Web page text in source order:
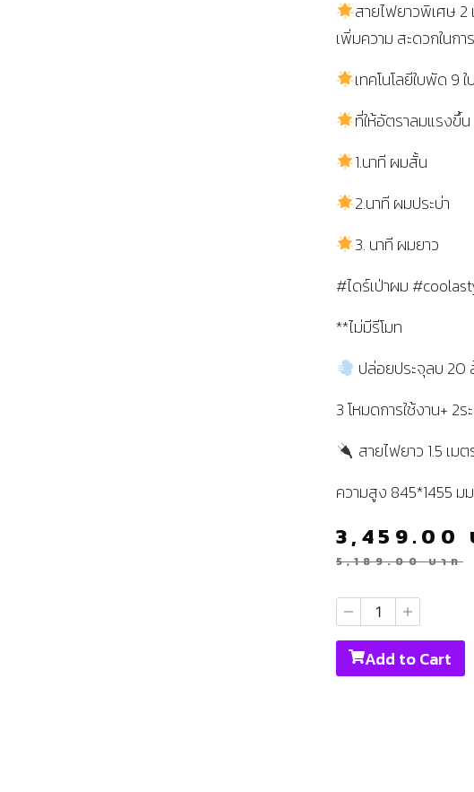
สายไฟยาวพิเศษ 2
เพิ่มความ สะดวกในก
เทคโนโลยีใบพัด 9
ที่ให้อัตราลมแรงขึ้
1.นาที ผมสั้น
2.นาที ผมประบ่า
3. นาที ผมยาว
#ไดร์เป่าผม
**ไม่มีรีโมท
ปล่อยประจุลบ 20
3 โหมดการใช้งาน+ 2
สายไฟยาว 1.5 เมต
ความสูง 845*1455 ม
5,189.00บาท
3,459.00
Add to Cart